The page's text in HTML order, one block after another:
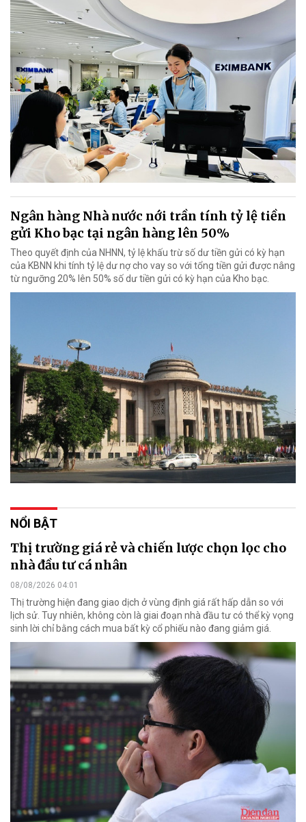
Ngân hàng Nhà nước nới trần tính tỷ lệ tiền
gửi Kho bạc tại ngân hàng lên 50%
Theo quyết định của NHNN, tỷ lệ khấu trừ số dư tiền gửi có kỳ hạn
của KBNN khi tính tỷ lệ dư nợ cho vay so với tổng tiền gửi được nâng
từ ngưỡng 20% lên 50% số dư tiền gửi có kỳ hạn của Kho bạc.
NỔI BẬT
Thị trường giá rẻ và chiến lược chọn lọc cho
nhà đầu tư cá nhân
08/08/2026 04:01
Thị trường hiện đang giao dịch ở vùng định giá rất hấp dẫn so với
lịch sử. Tuy nhiên, không còn là giai đoạn nhà đầu tư có thể kỳ vọng
sinh lời chỉ bằng cách mua bất kỳ cổ phiếu nào đang giảm giá.